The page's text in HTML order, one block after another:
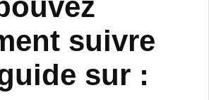
suivre
sur :